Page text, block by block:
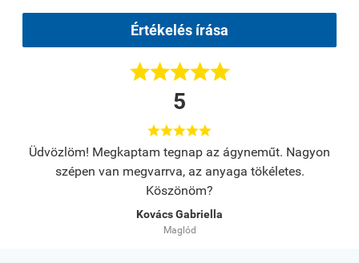
Értékelés írása

5

Üdvözlöm! Megkaptam tegnap az ágyneműt. Nagyon
szépen van megvarrva, az anyaga tökéletes.
Köszönöm?
Kovács Gabriella
Maglód